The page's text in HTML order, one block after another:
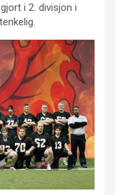
i 2. divisjon i